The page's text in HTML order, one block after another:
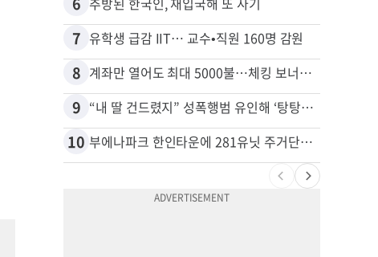
7 유학생 급감 IIT… 교수•직원 160명 감원
8 계좌만 열어도 최대 5000불…체킹 보너스 무한 경쟁
9 “내 딸 건드렸지” 성폭행범 유인해 ‘탕탕’…아빠의 복수 결말
10 부에나파크 한인타운에 281유닛 주거단지 들어선다